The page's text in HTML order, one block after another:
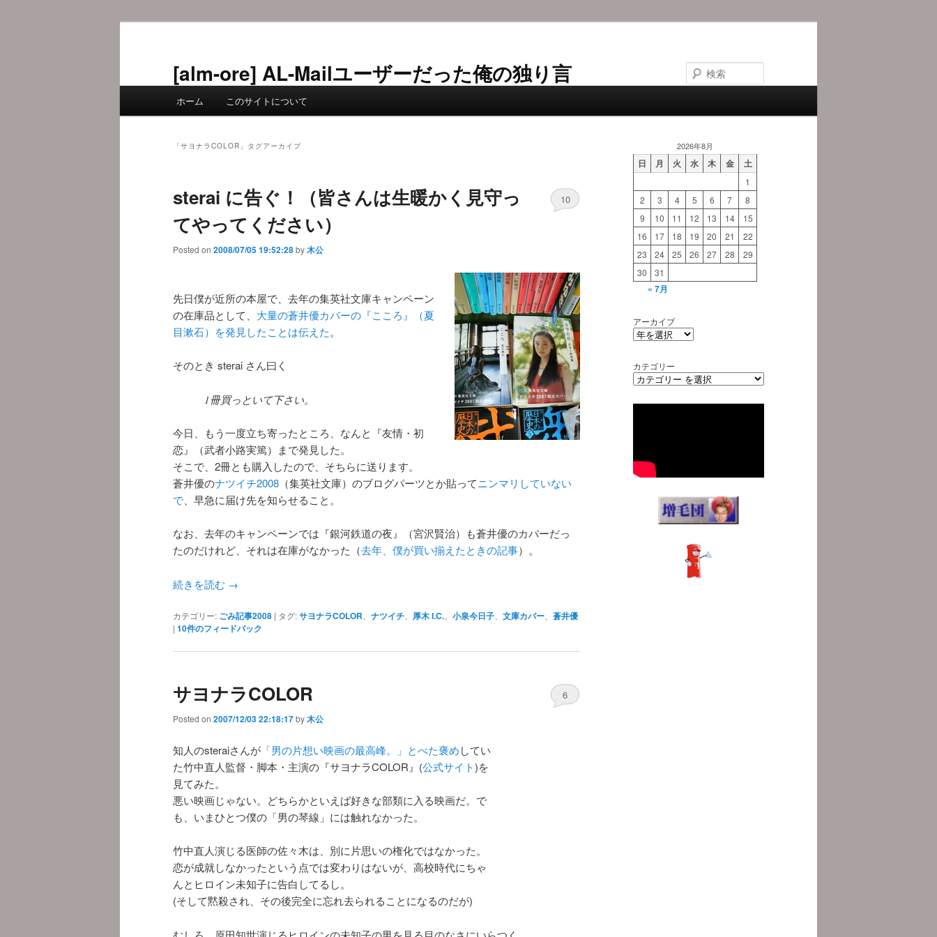
[alm-ore] AL-Mailユーザーだった俺の独り言
索
ホーム このサイトについて
「サヨナラCOLOR 」タグアーカイブ
sterai に告ぐ！（皆さんは生暖かく見守っ
てやってください）
Posted on 2008/07/05 19:52:28by木公
10
先日僕が近所の本屋で、去年の集英社文庫キャンペーン
の在庫品として、 大量の蒼井優カバーの『こころ』（夏
目漱石）を発見したことは伝えた。
そのとき sterai さん曰く
1冊買っといて下さい。
今日、もう一度立ち寄ったところ、なんと『友情・初
恋』（武者小路実篤）まで発見した。
そこで、2冊とも購入したので、そちらに送ります。
蒼井優のナツイチ2008 （集英社文庫）のブログパーツとか貼ってニンマリしていない
で 、早急に届け先を知らせること。
なお、去年のキャンペーンでは『銀河鉄道の夜』（宮沢賢治）も蒼井優のカバーだっ
たのだけれど、それは在庫がなかった（去年、僕が買い揃えたときの記事）。
続きを読む →
カテゴリー: ごみ記事2008 | タグ:サヨナラCOLOR ナツイチ 厚木 I.C. 小泉今日子 文庫カバー 蒼井優
| 10件のフィードバック
サヨナラCOLOR
Posted on 2007/12/03 22:18:17by木公
6
知人のsteraiさんが 「男の片想い映画の最高峰。」とべた褒めしてい
た竹中直人監督・脚本・主演の『サヨナラCOLOR』(公式サイト)を
見てみた。
悪い映画じゃない。どちらかといえば好きな部類に入る映画だ。で
も、いまひとつ僕の「男の琴線」には触れなかった。
竹中直人演じる医師の佐々木は、別に片思いの権化ではなかった。
恋が成就しなかったという点では変わりはないが、高校時代にちゃ
んとヒロイン未知子に告白してるし。
(そして黙殺され、その後完全に忘れ去られることになるのだが)
2026年8月
日 月 火 水 木 金 土
1
2
3 4 5 6 7
8
9
10 11 12 13 14
15
16
17 18 19 20 21
22
23
24 25 26 27 28
29
30
31
« 7月
アーカイブ
カテゴリー